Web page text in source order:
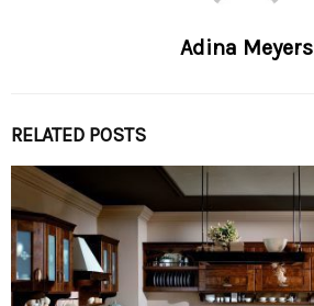
Adina Meyers
RELATED POSTS